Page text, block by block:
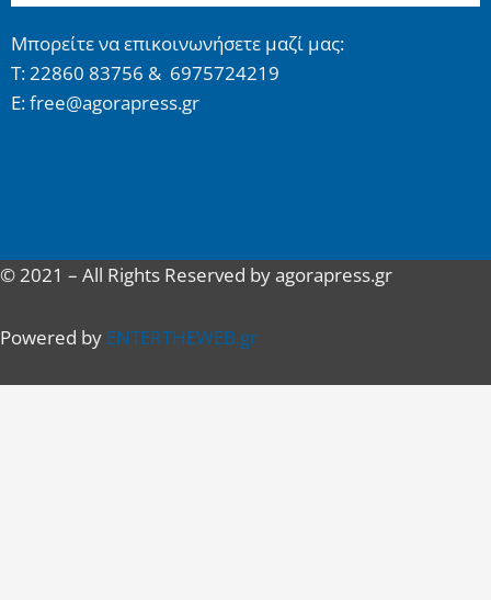
Μπορείτε να επικοινωνήσετε μαζί μας:
Τ: 22860 83756 & 6975724219
E: free@agorapress.gr
© 2021 – All Rights Reserved by agorapress.gr
Powered by ENTERTHEWEB.gr